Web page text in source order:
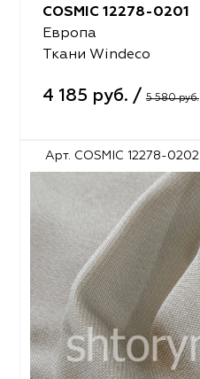
COSMIC 12278-0201
Европа
Ткани Windeco
4 185 руб. / 5 580 руб.
Арт. COSMIC 12278-0202